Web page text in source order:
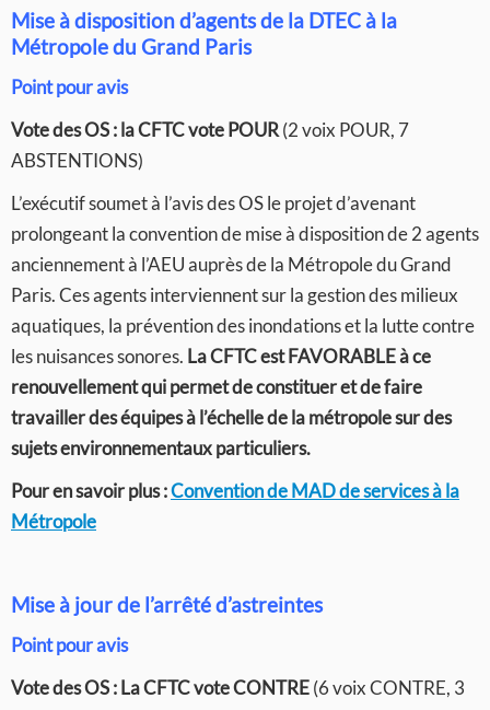
Mise à disposition d’agents de la DTEC à la
Métropole du Grand Paris
Point pour avis
Vote des OS :la CFTC vote POUR(2 voix POUR, 7
ABSTENTIONS)
L’exécutif soumet à l’avis des OS le projet d’avenant
prolongeant la convention de mise à disposition de 2 agents
anciennement à l’AEU auprès de la Métropole du Grand
Paris. Ces agents interviennent sur la gestion des milieux
aquatiques, la prévention des inondations et la lutte contre
les nuisances sonores. La CFTC est FAVORABLE à ce
renouvellement qui permet de constituer et de faire
travailler des équipes à l’échelle de la métropole sur des
sujets environnementaux particuliers.
Pour en savoir plus :Convention de MAD de services à la
Métropole
Mise à jour de l’arrêté d’astreintes
Point pour avis
Vote des OS :La CFTC vote CONTRE(6 voix CONTRE, 3